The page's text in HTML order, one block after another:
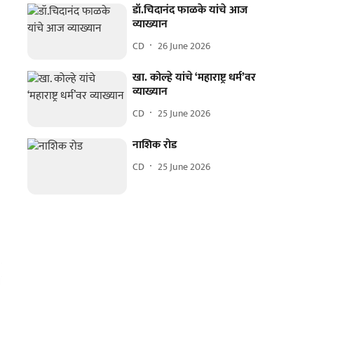
डॉ.चिदानंद फाळके यांचे आज
व्याख्यान
CD 26 June 2026
खा. कोल्हे यांचे ‘महाराष्ट्र धर्म’वर
व्याख्यान
CD 25 June 2026
नाशिक रोड
CD 25 June 2026